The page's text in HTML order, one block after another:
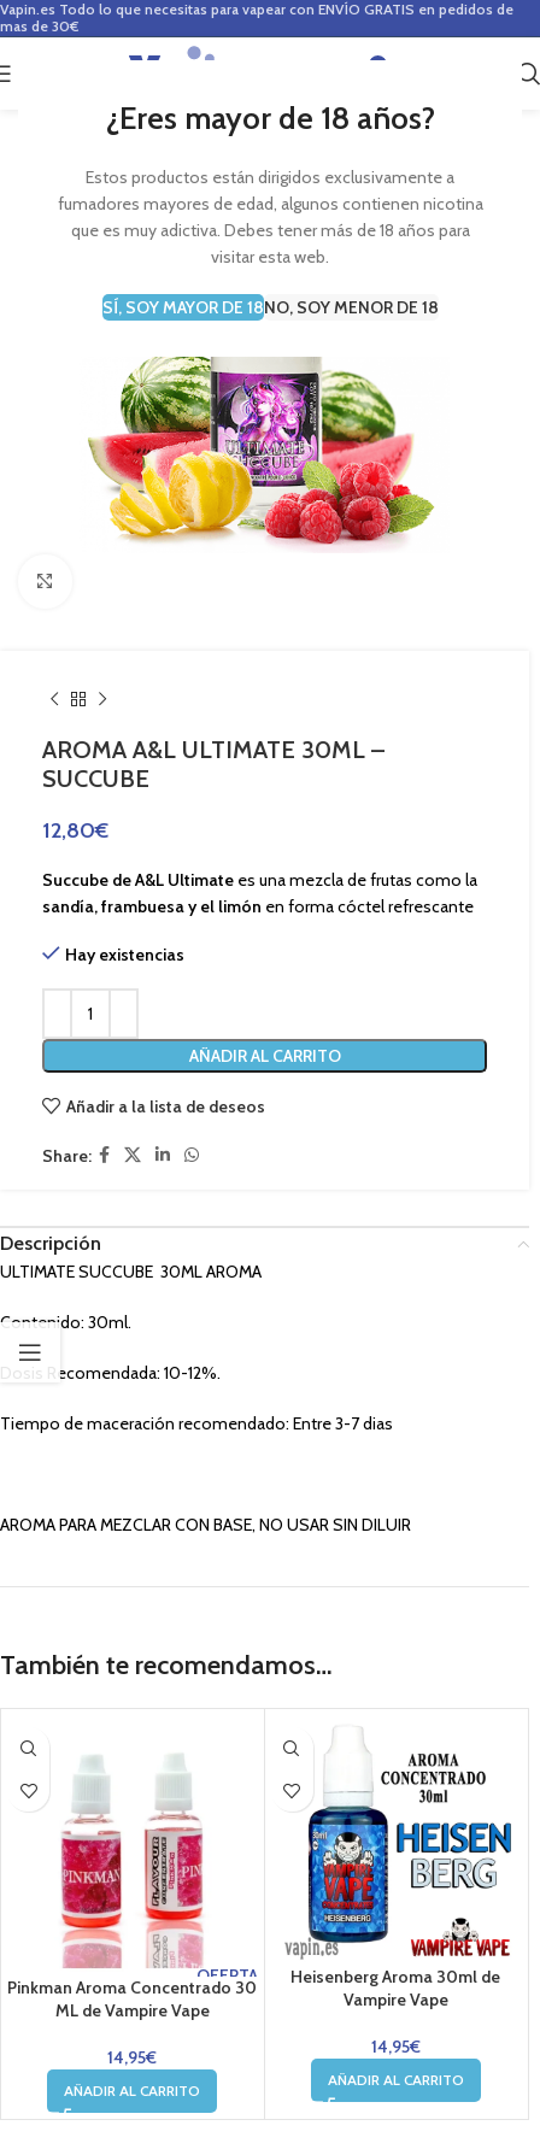
¿Eres mayor de 18 años?
Estos productos están dirigidos exclusivamente a
fumadores mayores de edad, algunos contienen nicotina
que es muy adictiva. Debes tener más de 18 años para
visitar esta web.
SÍ, SOY MAYOR DE 18NO, SOY MENOR DE 18
Vapin.es Todo lo que necesitas para vapear con ENVÍO GRATIS en pedidos de
mas de 30€
0
AROMA A&L ULTIMATE 30ML –
SUCCUBE
12,80€
Succube de A&L Ultimate es una mezcla de frutas como la
sandía,frambuesa y el limón en forma cóctel refrescante
Hay existencias
AÑADIR AL CARRITO
Añadir a la lista de deseos
Share:
Descripción
ULTIMATE SUCCUBE 30ML AROMA
Contenido: 30ml.
Dosis Recomendada: 10-12%.
Tiempo de maceración recomendado: Entre 3-7 dias
AROMA PARA MEZCLAR CON BASE, NO USAR SIN DILUIR
También te recomendamos…
OFERTA
Pinkman Aroma Concentrado 30
ML de Vampire Vape
14,95€
AÑADIR AL CARRITO
Heisenberg Aroma 30ml de
Vampire Vape
14,95€
AÑADIR AL CARRITO